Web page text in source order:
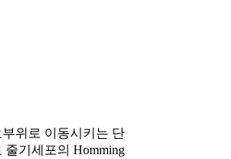
위로 이동시키는 단
줄기세포의 Homming